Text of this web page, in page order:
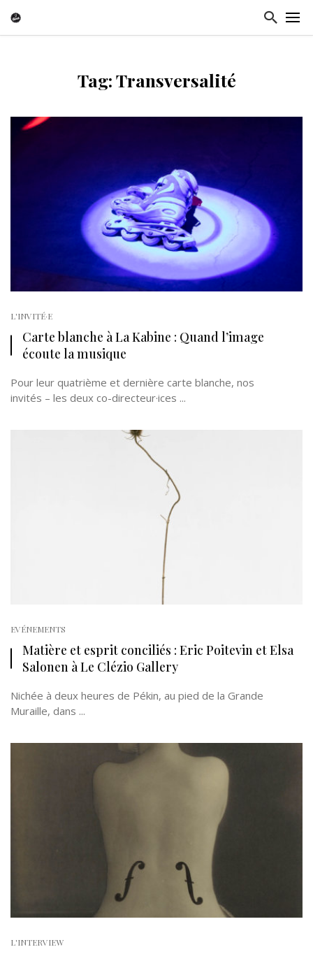
Tag: Transversalité
L'INVITÉ·E
Carte blanche à La Kabine : Quand l’image
écoute la musique
Pour leur quatrième et dernière carte blanche, nos
invités – les deux co-directeur·ices ...
EVÉNEMENTS
Matière et esprit conciliés : Eric Poitevin et Elsa
Salonen à Le Clézio Gallery
Nichée à deux heures de Pékin, au pied de la Grande
Muraille, dans ...
L'INTERVIEW